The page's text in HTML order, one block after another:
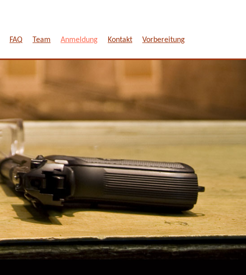
FAQ Team Anmeldung Kontakt Vorbereitung